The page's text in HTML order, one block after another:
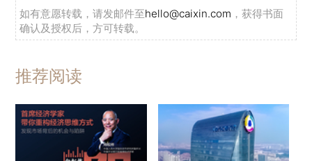
如有意愿转载，请发邮件至hello@caixin.com ，获得书面
确认及授权后，方可转载。
推荐阅读